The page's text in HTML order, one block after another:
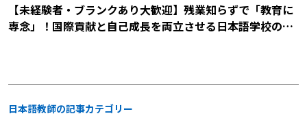
語科目を担当する教育者です。主な役
割は、生徒たちに文法、漢字、作文、
様々な文学作品の読解や鑑賞を通じ
て、表現力や批判的思考力を養成しま
【未経験者・ブランクあり大歓迎】残業知らずで「教育に
専念」！国際貢献と自己成長を両立させる日本語学校の説
日本語教師の記事カテゴリー